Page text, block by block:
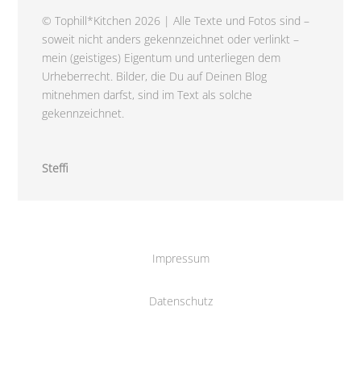
© Tophill*Kitchen 2026 | Alle Texte und Fotos sind –
soweit nicht anders gekennzeichnet oder verlinkt –
mein (geistiges) Eigentum und unterliegen dem
Urheberrecht. Bilder, die Du auf Deinen Blog
mitnehmen darfst, sind im Text als solche
gekennzeichnet.
Steffi
Impressum
Datenschutz